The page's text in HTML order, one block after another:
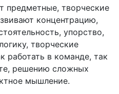
предметные, творческие
концентрацию,
упорство,
творческие
работать в команде, так
решению сложных
мышление.